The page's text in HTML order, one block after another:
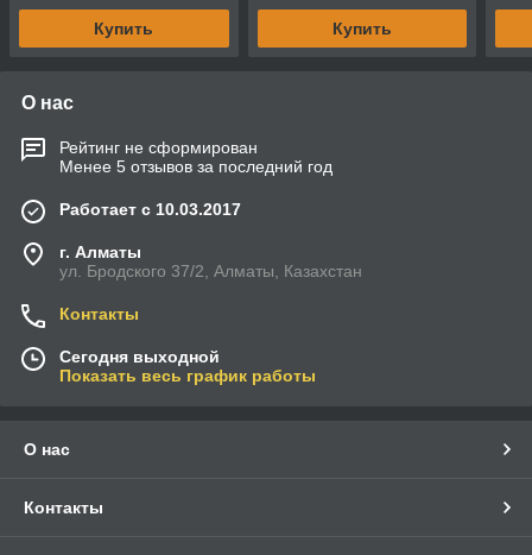
Купить Купить
О нас
Рейтинг не сформирован
Менее 5 отзывов за последний год
Работает с 10.03.2017
г. Алматы
ул. Бродского 37/2, Алматы, Казахстан
Контакты
Сегодня выходной
Показать весь график работы
О нас
Контакты